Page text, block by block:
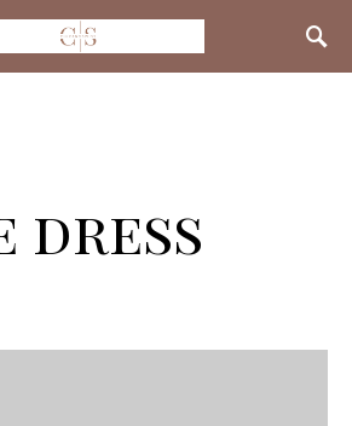
dress